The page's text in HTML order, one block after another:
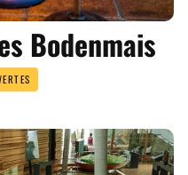
Bodenmais